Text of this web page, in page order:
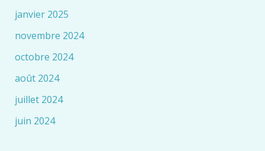
janvier 2025
novembre 2024
octobre 2024
août 2024
juillet 2024
juin 2024